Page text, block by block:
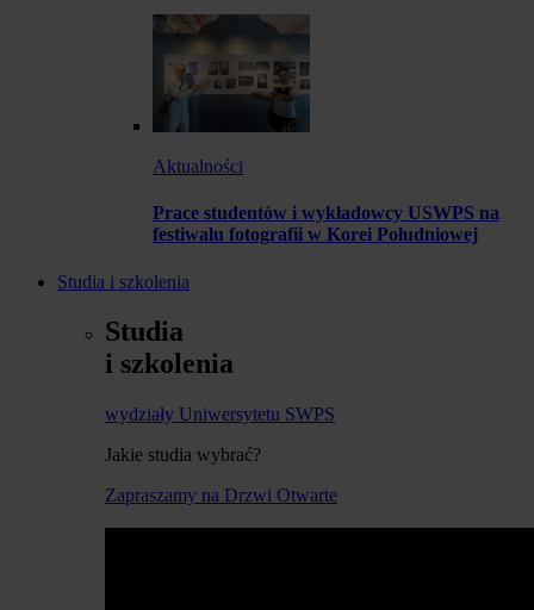
Aktualności
Prace studentów i wykładowcy USWPS na
festiwalu fotografii w Korei Południowej
Studia i szkolenia
Studia
i szkolenia
wydziały Uniwersytetu SWPS
Jakie studia wybrać?
Zapraszamy na Drzwi Otwarte